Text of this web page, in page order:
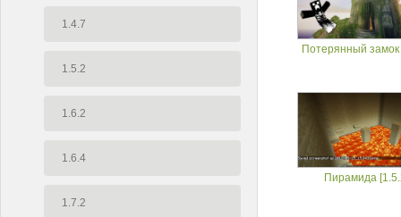
1.4.7
1.5.2
1.6.2
1.6.4
1.7.2
Потерянный замок
Пирамида